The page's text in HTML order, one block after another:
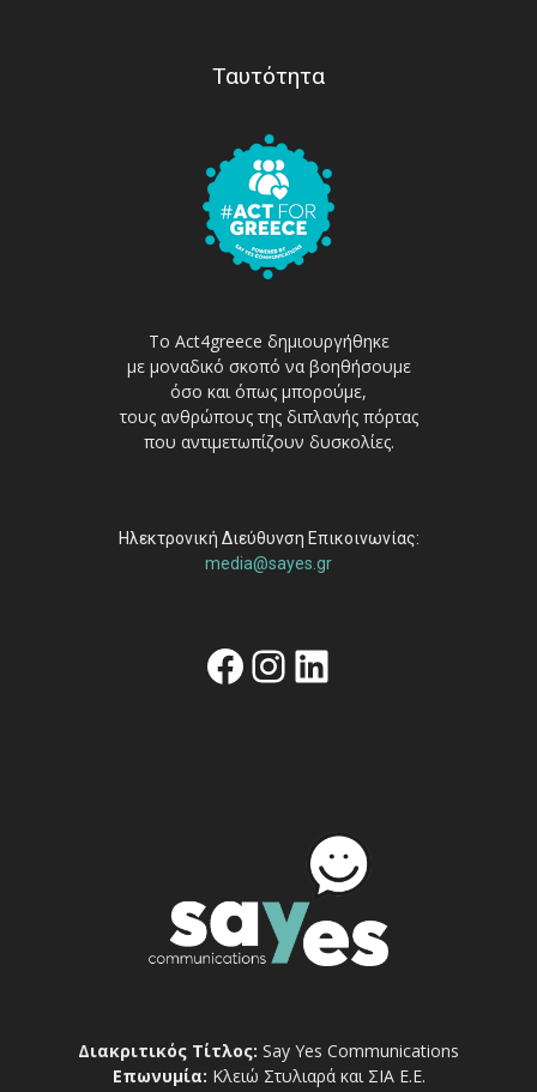
Ταυτότητα
Το Act4greece δημιουργήθηκε
με μοναδικό σκοπό να βοηθήσουμε
όσο και όπως μπορούμε,
τους ανθρώπους της διπλανής πόρτας
που αντιμετωπίζουν δυσκολίες.
Ηλεκτρονική Διεύθυνση Επικοινωνίας:
media@sayes.gr
Facebook
Instagram
Linkedin
Διακριτικός Τίτλος: Say Yes Communications
Επωνυμία: Κλειώ Στυλιαρά και ΣΙΑ Ε.Ε.